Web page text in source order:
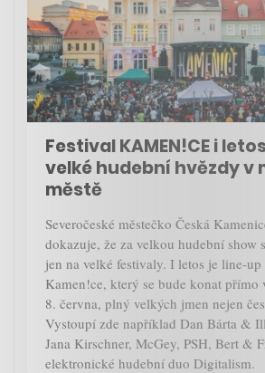
Festival KAMEN!CE i
velké hudební hvězdy v
městě
Severočeské městečko Česká
dokazuje, že za velkou hudební show
jen na velké festivaly. I letos je line-up
Kamen!ce, který se bude konat přímo
8. června, plný velkých jmen nejen
Vystoupí zde například Dan Bárta &
Jana Kirschner, McGey, PSH, Bert &
elektronické hudební duo Digitalism.